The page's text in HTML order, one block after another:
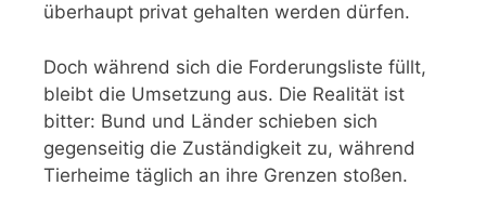
überhaupt privat gehalten werden dürfen.
Doch während sich die Forderungsliste füllt,
bleibt die Umsetzung aus. Die Realität ist
bitter: Bund und Länder schieben sich
gegenseitig die Zuständigkeit zu, während
Tierheime täglich an ihre Grenzen stoßen.